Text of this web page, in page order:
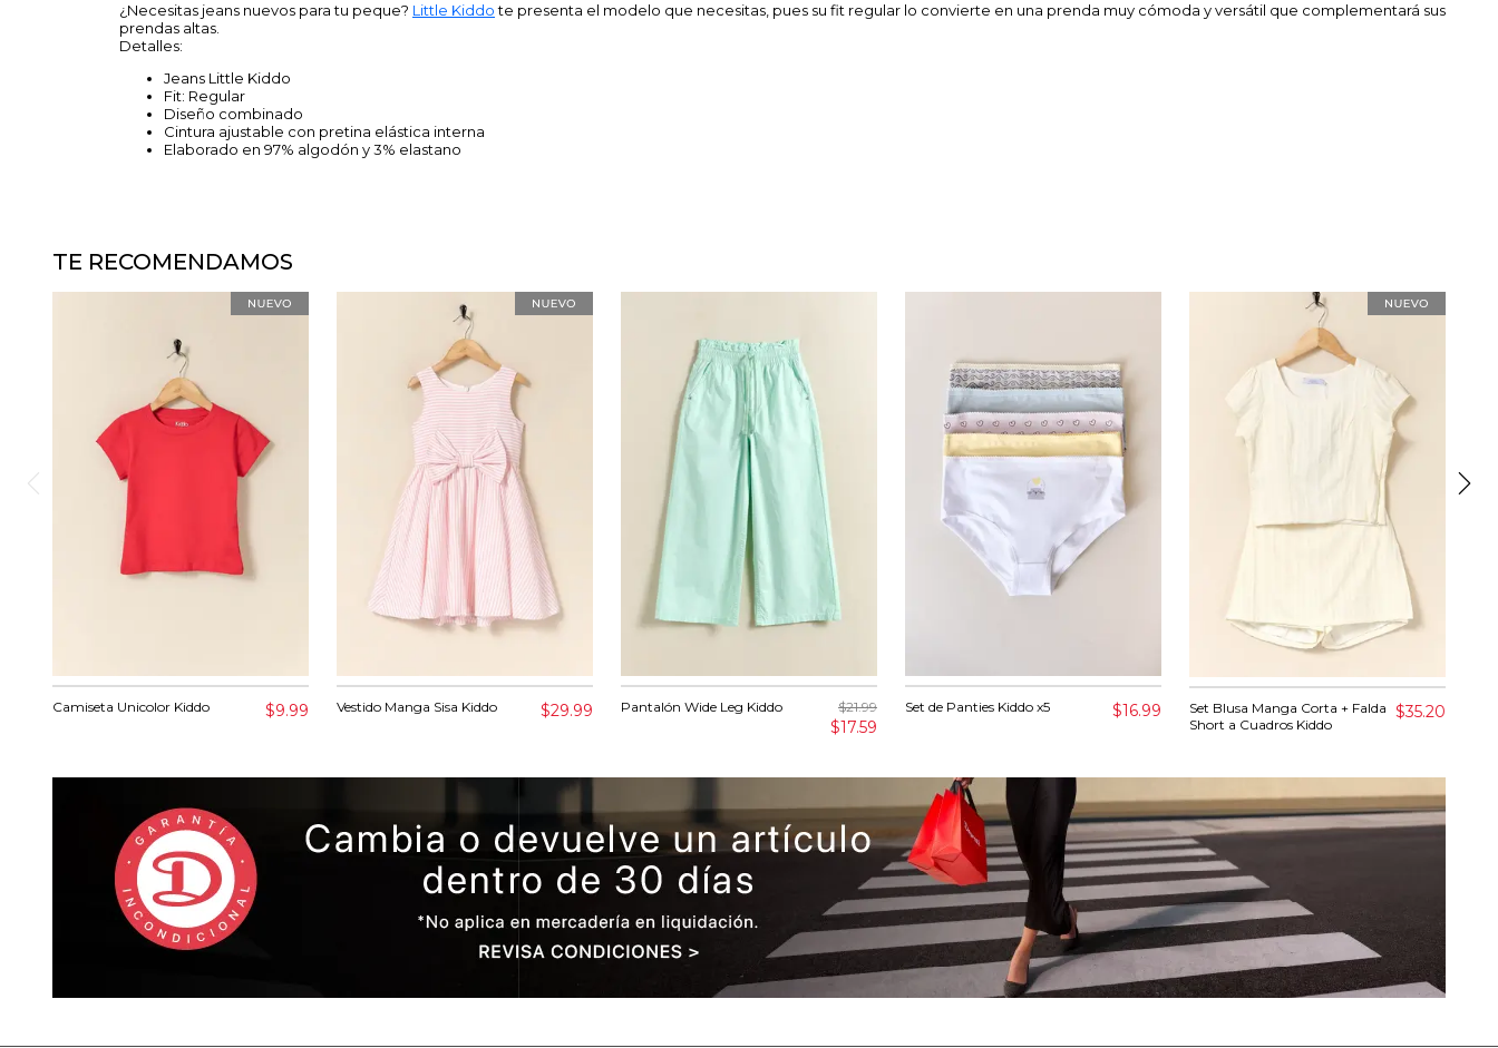
¿Necesitas jeans nuevos para tu peque? Little Kiddote presenta el modelo que necesitas, pues su fit regular lo convierte en una prenda muy cómoda y versátil que complementará sus
prendas altas.
Detalles:
Jeans Little Kiddo
Fit: Regular
Diseño combinado
Cintura ajustable con pretina elástica interna
Elaborado en 97% algodón y 3% elastano
TE RECOMENDAMOS
Camiseta Unicolor Kiddo $9.99 Vestido Manga Sisa Kiddo $29.99 Pantalón Wide Leg Kiddo $21.99
$17.59
Set de Panties Kiddo x5 $16.99
Set Blusa Manga Corta + Falda
Short a Cuadros Kiddo
$35.20